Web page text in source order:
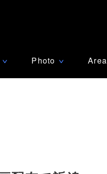
∨ Photo ∨ Area